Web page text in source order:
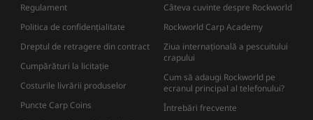
Regulament
Politica de confidențialitate
Dreptul de retragere din contract
Cumpărături la licitație
Costurile livrării produselor
Puncte Carp Coins
Câteva cuvinte despre Rockworld
Rockworld Carp Academy
Ziua internațională a pescuitului
crapului
Cum să adaugi Rockworld pe
ecranul principal al telefonului?
Întrebări frecvente